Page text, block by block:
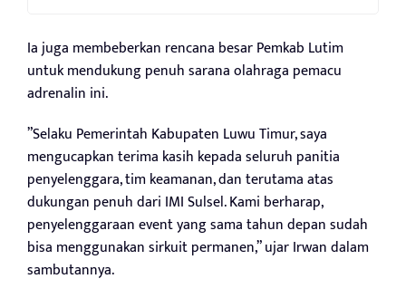
Ia juga membeberkan rencana besar Pemkab Lutim
untuk mendukung penuh sarana olahraga pemacu
adrenalin ini.
”Selaku Pemerintah Kabupaten Luwu Timur, saya
mengucapkan terima kasih kepada seluruh panitia
penyelenggara, tim keamanan, dan terutama atas
dukungan penuh dari IMI Sulsel. Kami berharap,
penyelenggaraan event yang sama tahun depan sudah
bisa menggunakan sirkuit permanen,” ujar Irwan dalam
sambutannya.